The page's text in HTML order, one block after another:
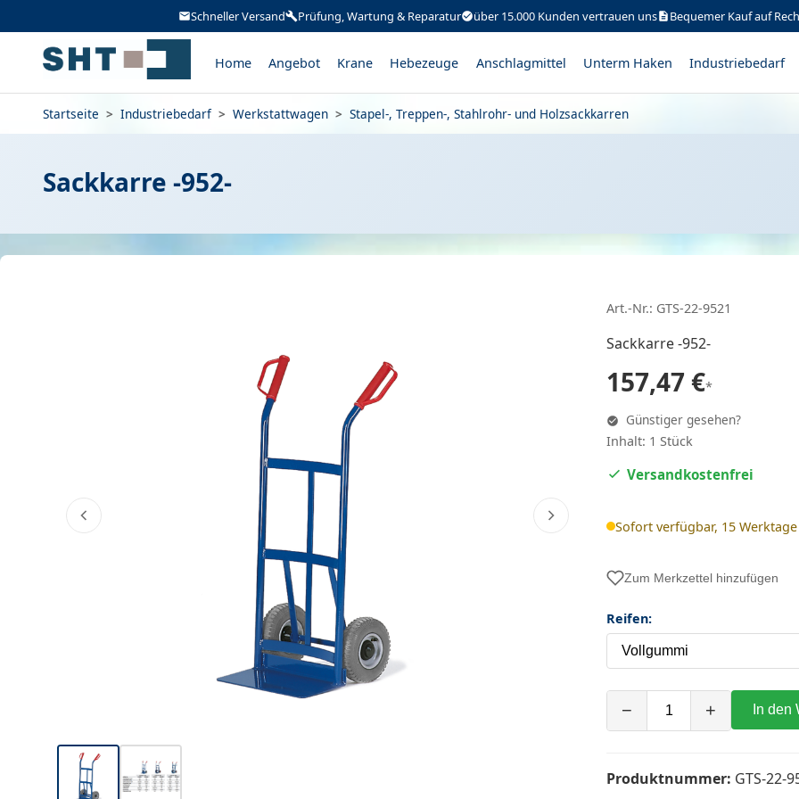
Schneller Versand Prüfung, Wartung & Reparatur über 15.000 Kunden vertrauen uns Bequemer Kauf auf
Home Angebot Krane Hebezeuge Anschlagmittel Unterm Haken Industriebedarf
Startseite > Industriebedarf > Werkstattwagen > Stapel-, Treppen-, Stahlrohr- und Holzsackkarren
Sackkarre -952-
Art.-Nr.: GTS-22-9521
Sackkarre -952-
157,47 €*
Günstiger gesehen?
Inhalt: 1 Stück
Versandkostenfrei
Sofort verfügbar, 15 Werktage
Zum Merkzettel hinzufügen
Reifen:
− + In den
Produktnummer: GTS-22-